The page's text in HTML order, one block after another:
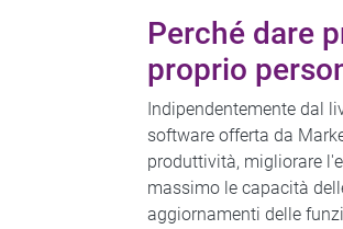
Perché dare
proprio
Indipendentemente dal
software offerta da
produttività, migliorare
massimo le capacità
aggiornamenti delle